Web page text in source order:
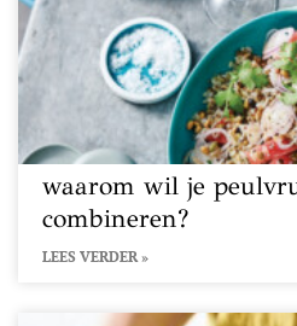
waarom wil je
combineren?
LEES VERDER »